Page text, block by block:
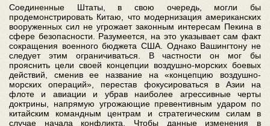
Соединенные Штаты, в свою очередь, могли бы
продемонстрировать Китаю, что модернизация американских
вооруженных сил не угрожает законным интересам Пекина в
сфере безопасности. Разумеется, на это указывает сам факт
сокращения военного бюджета США. Однако Вашингтону не
следует этим ограничиваться. В частности он мог бы
прояснить цели своей концепции воздушно-морских боевых
действий, сменив ее название на «концепцию воздушно-
морских операций», перестав фокусироваться в Азии на
флоте и авиации и убрав наиболее агрессивные черты
доктрины, напрямую угрожающие превентивным ударом по
китайским командным центрам и стратегическим силам в
случае начала конфликта. Чтобы данные изменения в